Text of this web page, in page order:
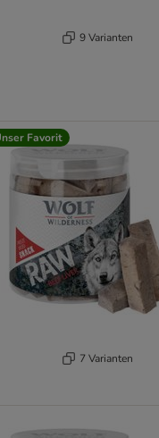
9 Varianten
Favorit
7 Varianten